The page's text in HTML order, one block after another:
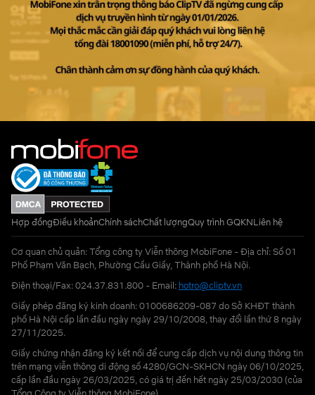
Hợp đồngĐiều khoảnChính sáchChất lượngQuy trình GQKNLiên hệ
Cơ quan chủ quản: Tổng công ty Viễn thông MobiFone - Địa chỉ: Số 01
Phố Phạm Văn Bạch, Phường Cầu Giấy, Thành phố Hà Nội.
Điện thoại/Fax: 024.37.831.800 - Email: hotro@cliptv.vn
Giấy phép đăng ký kinh doanh: 0100686209-087 do Sở KHĐT thành
phố Hà Nội cấp lần đầu ngày ngày 29/10/2008, thay đổi lần thứ 8 ngày
27/11/2025.
Giấy chứng nhận đăng ký kết nối để cung cấp dịch vụ nội dung thông tin
trên mạng viễn thông di động số 4280/GCN-SKHCN ngày 06/10/2025,
cấp lần đầu ngày 26/03/2025, có giá trị đến hết ngày 25/03/2030 (của